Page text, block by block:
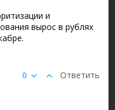
и
вырос в рублях
Ответить
0